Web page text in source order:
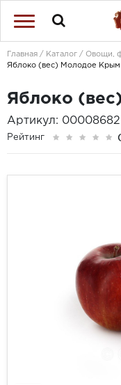
Главная Каталог Овощи,
Яблоко (вес) Молодое Крым
Яблоко
Артикул: 00008682
Рейтинг